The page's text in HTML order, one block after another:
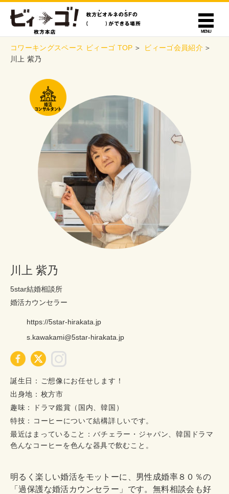
コワーキングスペース ビィーゴ TOP
ビィーゴ会員紹介
川上 紫乃
川上 紫乃
5star結婚相談所
婚活カウンセラー
https://5star-hirakata.jp
s.kawakami@5star-hirakata.jp
誕生日
ご想像にお任せします！
出身地
枚方市
趣味
ドラマ鑑賞（国内、韓国）
特技
コーヒーについて結構詳しいです。
最近はまっていること
バチェラー・ジャパン、韓国ドラマ
色んなコーヒーを色んな器具で飲むこと。
明るく楽しい婚活をモットーに、男性成婚率８０％の
「過保護な婚活カウンセラー」です。無料相談会も好